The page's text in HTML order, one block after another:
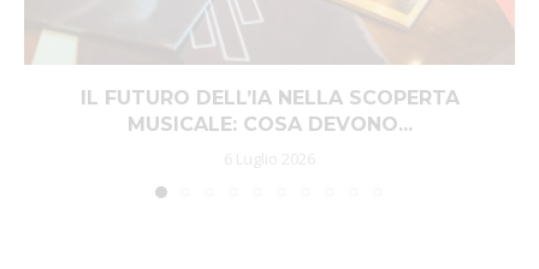
IL FUTURO DELL’IA NELLA SCOPERTA
MUSICALE: COSA DEVONO...
6 Luglio 2026